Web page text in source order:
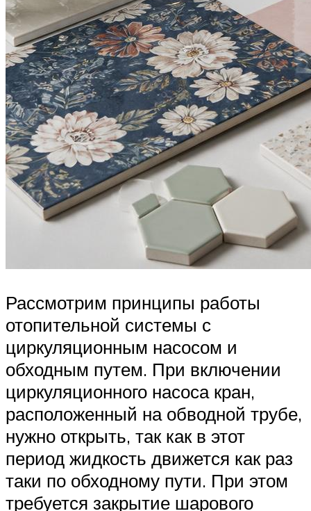
Рассмотрим принципы работы
отопительной системы с
циркуляционным насосом и
обходным путем. При включении
циркуляционного насоса кран,
расположенный на обводной трубе,
нужно открыть, так как в этот
период жидкость движется как раз
таки по обходному пути. При этом
требуется закрытие шарового